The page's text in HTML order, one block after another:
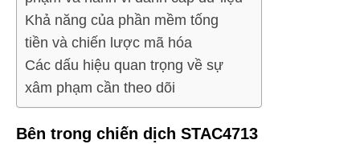
Khả năng của phần mềm tống
tiền và chiến lược mã hóa
Các dấu hiệu quan trọng về sự
xâm phạm cần theo dõi
Bên trong chiến dịch STAC4713